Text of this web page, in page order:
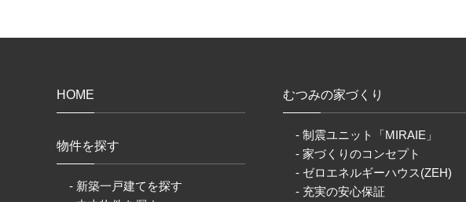
HOME
物件を探す
- 新築一戸建てを探す
むつみの家づくり
- 制震ユニット「MIRAIE」
- 家づくりのコンセプト
- ゼロエネルギーハウス(ZEH)
- 充実の安心保証